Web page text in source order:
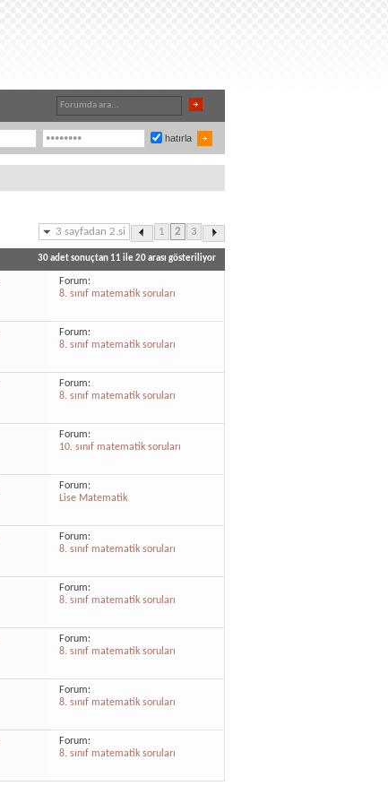
hatırla
3 sayfadan 2.si 1 2 3
30 adet sonuçtan 11 ile 20 arası gösteriliyor
Forum:
8. sınıf matematik soruları
Forum:
8. sınıf matematik soruları
Forum:
8. sınıf matematik soruları
Forum:
10. sınıf matematik soruları
Forum:
Lise Matematik
Forum:
8. sınıf matematik soruları
Forum:
8. sınıf matematik soruları
Forum:
8. sınıf matematik soruları
Forum:
8. sınıf matematik soruları
Forum:
8. sınıf matematik soruları